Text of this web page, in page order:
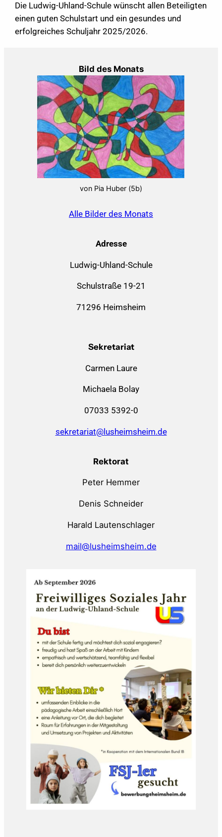
Die Ludwig-Uhland-Schule wünscht allen Beteiligten
einen guten Schulstart und ein gesundes und
erfolgreiches Schuljahr 2025/2026.
Bild des Monats
von Pia Huber (5b)
Alle Bilder des Monats
Adresse
Ludwig-Uhland-Schule
Schulstraße 19-21
71296 Heimsheim
Sekretariat
Carmen Laure
Michaela Bolay
07033 5392-0
sekretariat@lusheimsheim.de
Rektorat
Peter Hemmer
Denis Schneider
Harald Lautenschlager
mail@lusheimsheim.de